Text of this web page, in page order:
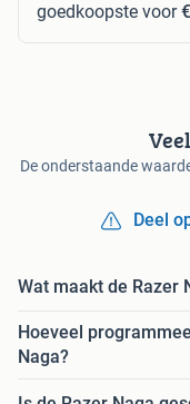
goedkoopste voor
De onderstaande
Deel
Wat maakt de Razer
Hoeveel
Naga?